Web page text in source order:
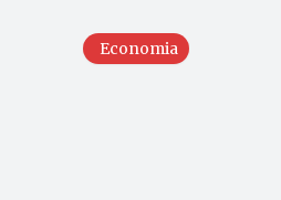
Economia